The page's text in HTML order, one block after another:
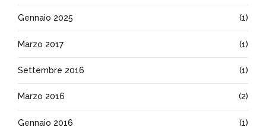
Gennaio 2025 (1)
Marzo 2017 (1)
Settembre 2016 (1)
Marzo 2016 (2)
Gennaio 2016 (1)